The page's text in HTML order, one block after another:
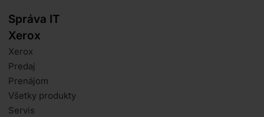
Správa IT
Xerox
Xerox
Predaj
Prenájom
Všetky produkty
Servis